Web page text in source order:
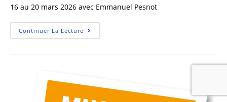
16 au 20 mars 2026 avec Emmanuel Pesnot
Continuer La Lecture